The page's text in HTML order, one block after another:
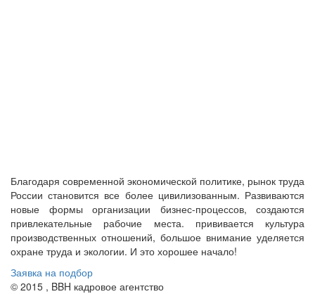
Благодаря современной экономической политике, рынок труда
России становится все более цивилизованным. Развиваются
новые формы организации бизнес-процессов, создаются
привлекательные рабочие места. прививается культура
производственных отношений, большое внимание уделяется
охране труда и экологии. И это хорошее начало!
Заявка на подбор
© 2015 , BBH кадровое агентство